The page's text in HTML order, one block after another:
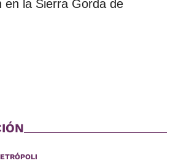
en la Sierra Gorda de